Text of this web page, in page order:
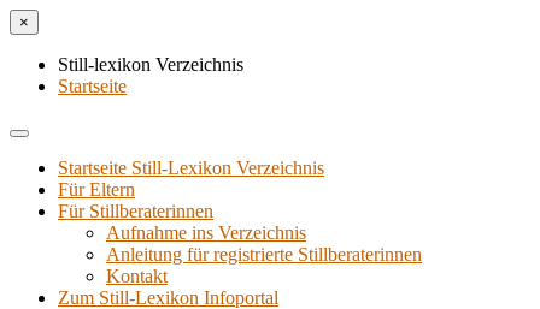
×
Still-lexikon Verzeichnis
Startseite
Startseite Still-Lexikon Verzeichnis
Für Eltern
Für Stillberaterinnen
Aufnahme ins Verzeichnis
Anlei­tung für regis­trier­te Stillberaterinnen
Kon­takt
Zum Still-Lexikon Infoportal